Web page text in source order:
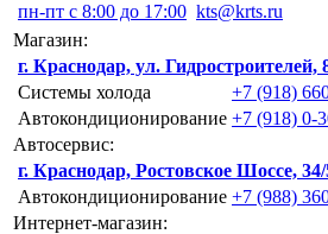
пн-пт с 8:00 до 17:00 kts@krts.ru
Магазин:
г. Краснодар, ул. Гидростроителей,
Системы холода
+7 (918)
Автокондиционирование +7 (918) 0-
Автосервис:
г. Краснодар, Ростовское Шоссе,
Автокондиционирование +7 (988)
Интернет-магазин: